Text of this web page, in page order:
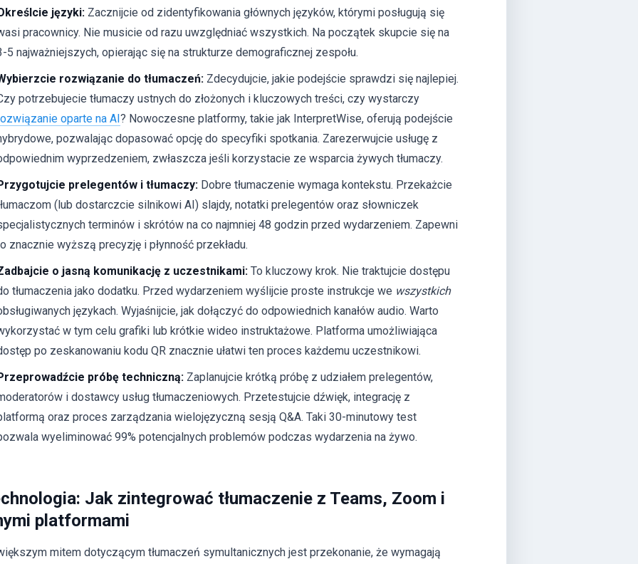
języki: Zacznijcie od zidentyfikowania głównych języków, którymi posługują się
pracownicy. Nie musicie od razu uwzględniać wszystkich. Na początek skupcie się na
5 najważniejszych, opierając się na strukturze demograficznej zespołu.
rozwiązanie do tłumaczeń: Zdecydujcie, jakie podejście sprawdzi się najlepiej.
potrzebujecie tłumaczy ustnych do złożonych i kluczowych treści, czy wystarczy
oparte na AI? Nowoczesne platformy, takie jak InterpretWise, oferują podejście
pozwalając dopasować opcję do specyfiki spotkania. Zarezerwujcie usługę z
wyprzedzeniem, zwłaszcza jeśli korzystacie ze wsparcia żywych tłumaczy.
prelegentów i tłumaczy: Dobre tłumaczenie wymaga kontekstu. Przekażcie
(lub dostarczcie silnikowi AI) slajdy, notatki prelegentów oraz słowniczek
terminów i skrótów na co najmniej 48 godzin przed wydarzeniem. Zapewni
znacznie wyższą precyzję i płynność przekładu.
o jasną komunikację z uczestnikami: To kluczowy krok. Nie traktujcie dostępu
tłumaczenia jako dodatku. Przed wydarzeniem wyślijcie proste instrukcje we wszystkich
językach. Wyjaśnijcie, jak dołączyć do odpowiednich kanałów audio. Warto
w tym celu grafiki lub krótkie wideo instruktażowe. Platforma umożliwiająca
po zeskanowaniu kodu QR znacznie ułatwi ten proces każdemu uczestnikowi.
próbę techniczną: Zaplanujcie krótką próbę z udziałem prelegentów,
i dostawcy usług tłumaczeniowych. Przetestujcie dźwięk, integrację z
oraz proces zarządzania wielojęzyczną sesją Q&A. Taki 30-minutowy test
wyeliminować 99% potencjalnych problemów podczas wydarzenia na żywo.
Jak zintegrować tłumaczenie z Teams, Zoom i
platformami
mitem dotyczącym tłumaczeń symultanicznych jest przekonanie, że wymagają